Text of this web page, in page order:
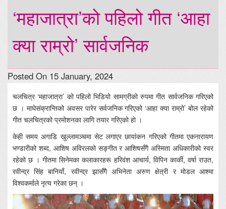
‘महाजात्रा’को पहिलो गीत ‘आहा
क्या राम्रो’ सार्वजनिक
Posted On 15 January, 2024
चलचित्र ‘महाजात्रा’ को पहिलो भिडियो सामग्रीको रुपमा गीत सार्वजनिक गरिएको
छ । माघेसंक्रान्तिको अवसर पारेर सर्वजनिक गरिएको ‘आहा क्या राम्रो’ बोल रहेको
गीत चलचित्रको प्रमोशनका लागि तयार गरिएको हो ।
केही समय अगाडि खुल्लामञ्चमा सेट लगाएर छायांकन गरिएको गीतमा एकनारायण
भण्डारीको शब्द, आशिष अविरलको सङ्गीत र आशिषसँगै अस्मिता अधिकारीको स्वर
रहेको छ । गीतमा सिनेमका कलाकारहरू हरिवंश आचार्य, विपिन कार्की, वर्षा राउत,
रवीन्द्र सिंह बानियाँ, रवीन्द्र झासँगै अभिनेता अरुण क्षेत्री र मोडल आश्मा
विश्वकर्माले नृत्य गरेका छन् ।